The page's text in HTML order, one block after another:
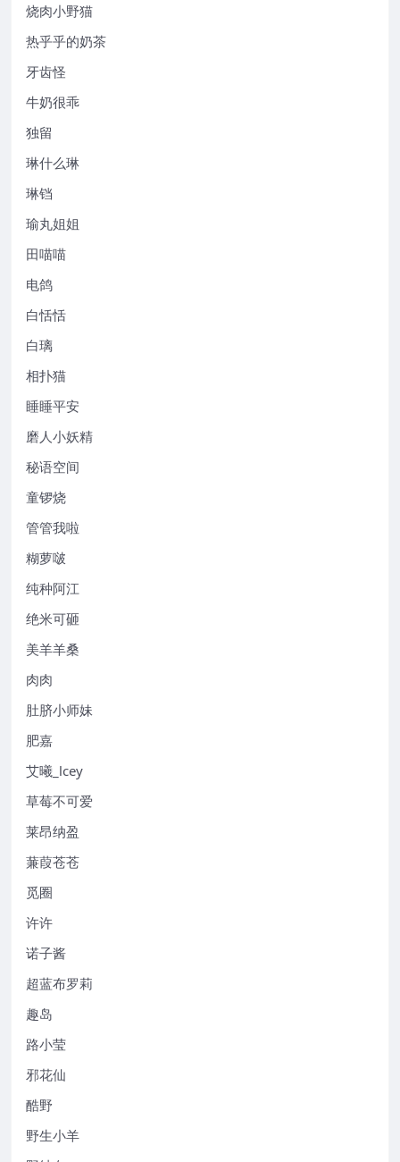
烧肉小野猫
热乎乎的奶茶
牙齿怪
牛奶很乖
独留
琳什么琳
琳铛
瑜丸姐姐
田喵喵
电鸽
白恬恬
白璃
相扑猫
睡睡平安
磨人小妖精
秘语空间
童锣烧
管管我啦
糊萝啵
纯种阿江
绝米可砸
美羊羊桑
肉肉
肚脐小师妹
肥嘉
艾曦_lcey
草莓不可爱
莱昂纳盈
蒹葭苍苍
觅圈
许许
诺子酱
超蓝布罗莉
趣岛
路小莹
邪花仙
酷野
野生小羊